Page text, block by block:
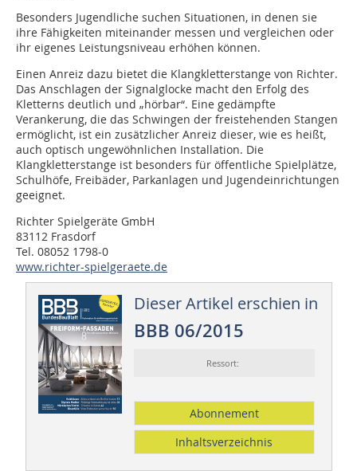
Besonders Jugendliche suchen Situationen, in denen sie
ihre Fähigkeiten miteinander messen und vergleichen oder
ihr eigenes Leistungsniveau erhöhen können.
Einen Anreiz dazu bietet die Klangkletterstange von Richter.
Das Anschlagen der Signalglocke macht den Erfolg des
Kletterns deutlich und „hörbar“. Eine gedämpfte
Verankerung, die das Schwingen der freistehenden Stangen
ermöglicht, ist ein zusätzlicher Anreiz dieser, wie es heißt,
auch optisch ungewöhnlichen Installation. Die
Klangkletterstange ist besonders für öffentliche Spielplätze,
Schulhöfe, Freibäder, Parkanlagen und Jugendeinrichtungen
geeignet.
Richter Spielgeräte GmbH
83112 Frasdorf
Tel. 08052 1798-0
www.richter-spielgeraete.de
Dieser Artikel erschien in
BBB 06/2015
Ressort:
Abonnement
Inhaltsverzeichnis